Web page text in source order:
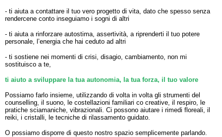
- ti aiuta a contattare il tuo vero progetto di vita, dato che spesso senza
rendercene conto inseguiamo i sogni di altri
- ti aiuta a rinforzare autostima, assertività, a riprenderti il tuo potere
personale, l’energia che hai ceduto ad altri
- ti sostiene nei momenti di crisi, disagio, cambiamento, non mi
sostituisco a te,
ti aiuto a sviluppare la tua autonomia, la tua forza, il tuo valore
Possiamo farlo insieme, utilizzando di volta in volta gli strumenti del
counselling, il suono, le costellazioni familiari co creative, il respiro, le
pratiche sciamaniche, vibrazionali. Ci possono aiutare i rimedi floreali, il
reiki, i cristalli, le tecniche di rilassamento guidato.
O possiamo disporre di questo nostro spazio semplicemente parlando.